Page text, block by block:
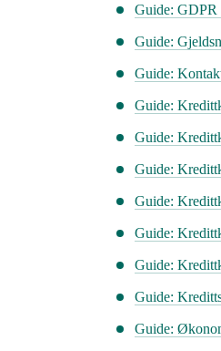
Guide: GDPR
Guide:
Guide:
Guide:
Guide:
Guide:
Guide:
Guide:
Guide:
Guide:
Guide: